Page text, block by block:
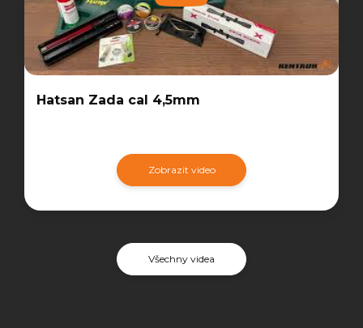
Hatsan Zada cal 4,5mm
Zobrazit video
Všechny videa